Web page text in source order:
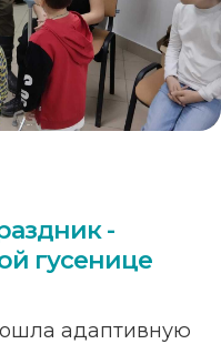
-
гусенице
адаптивную